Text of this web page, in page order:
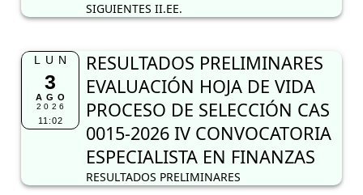
SIGUIENTES II.EE.
LUN
3
AGO
2026
11:02
RESULTADOS PRELIMINARES
EVALUACIÓN HOJA DE VIDA
PROCESO DE SELECCIÓN CAS
0015-2026 IV CONVOCATORIA
ESPECIALISTA EN FINANZAS
RESULTADOS PRELIMINARES